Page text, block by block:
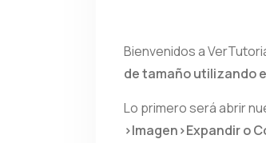
Bienvenidos a
de tamaño utilizando
Lo primero será abrir
>Imagen>Expandir o